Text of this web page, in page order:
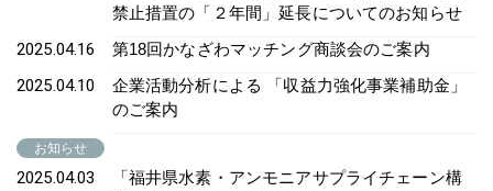
禁止措置の「２年間」延長についてのお知らせ
2025.04.16 第18回かなざわマッチング商談会のご案内
2025.04.10
企業活動分析による 「収益力強化事業補助金」
のご案内
お知らせ
2025.04.03
「福井県水素・アンモニアサプライチェーン構